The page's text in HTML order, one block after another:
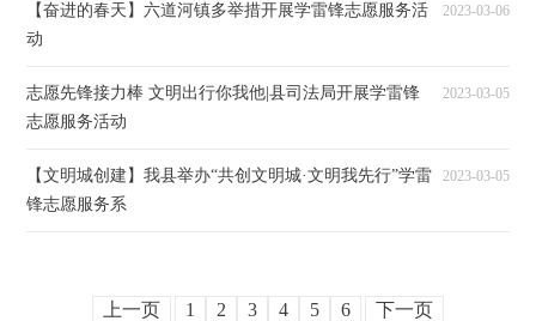
【奋进的春天】六道河镇多举措开展学雷锋志愿服务活
动
2023-03-06
志愿先锋接力棒 文明出行你我他|县司法局开展学雷锋
志愿服务活动
2023-03-05
【文明城创建】我县举办“共创文明城·文明我先行”学雷
锋志愿服务系
2023-03-05
上一页 1 2 3 4 5 6 下一页